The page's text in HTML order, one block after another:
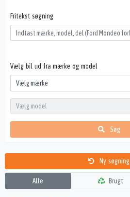
Fritekst søgning
Vælg bil ud fra mærke og model
Søg
Ny søgning
Alle Brugt